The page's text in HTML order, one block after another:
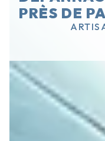
PRÈS DE